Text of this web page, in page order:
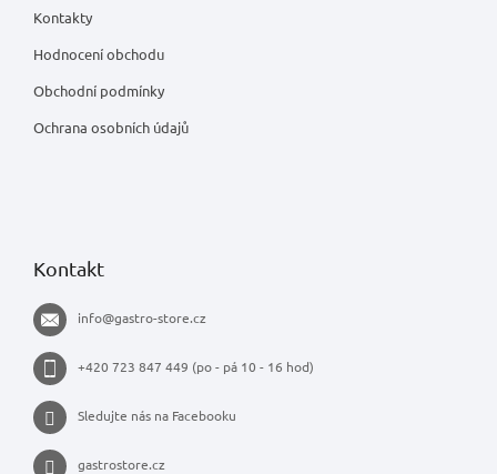
Kontakty
Hodnocení obchodu
Obchodní podmínky
Ochrana osobních údajů
Kontakt
info@gastro-store.cz
+420 723 847 449 (po - pá 10 - 16 hod)
Sledujte nás na Facebooku
gastrostore.cz